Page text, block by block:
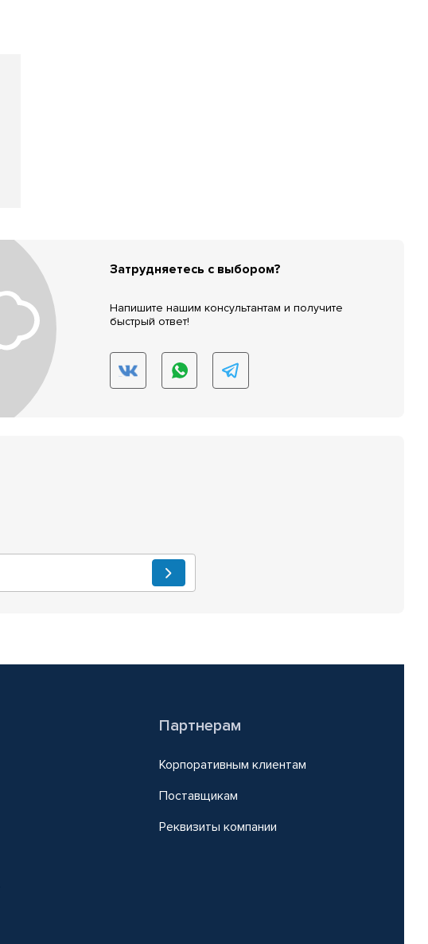
Затрудняетесь с выбором?
Напишите нашим консультантам и получите
быстрый ответ!
Партнерам
Корпоративным клиентам
Поставщикам
Реквизиты компании